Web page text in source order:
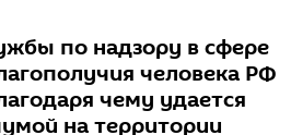
по надзору в сфере
человека РФ
чему удается
на территории